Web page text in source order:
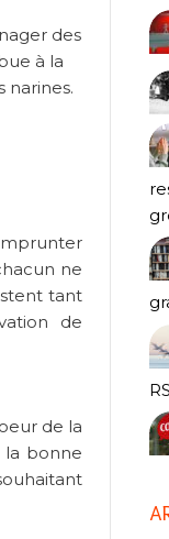
des
à la
narines.
ne
tant
de
de la
la bonne